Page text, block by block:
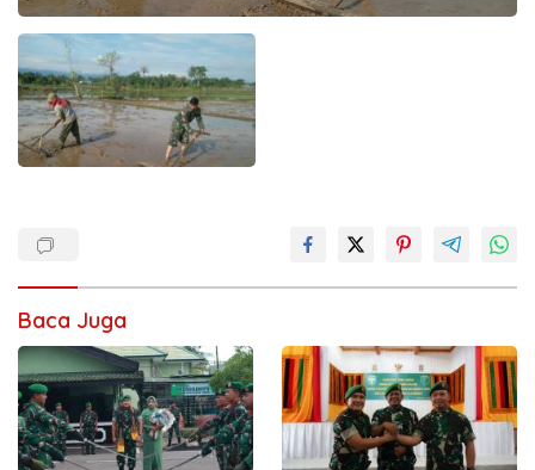
Baca Juga